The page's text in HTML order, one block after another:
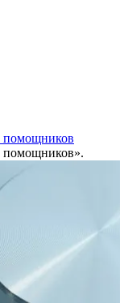
помощников
помощников».